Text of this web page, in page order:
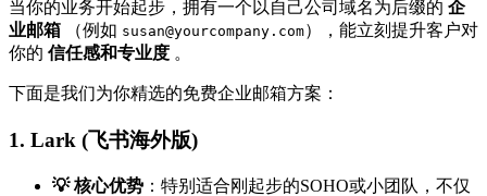
当你的业务开始起步，拥有一个以自己公司域名为后缀的 企
业邮箱 （例如 susan@yourcompany.com），能立刻提升客户对
你的 信任感和专业度 。
下面是我们为你精选的免费企业邮箱方案：
1. Lark (飞书海外版)
💡 核心优势 ：特别适合刚起步的SOHO或小团队，不仅